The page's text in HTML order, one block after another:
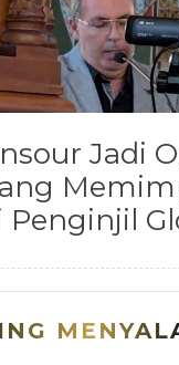
Jadi